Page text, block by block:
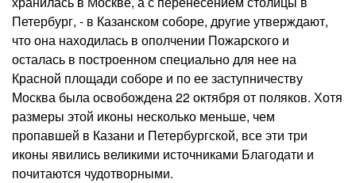
Петербург, - в Казанском соборе, другие утверждают,
что она находилась в ополчении Пожарского и
осталась в построенном специально для нее на
Красной площади соборе и по ее заступничеству
Москва была освобождена 22 октября от поляков. Хотя
размеры этой иконы несколько меньше, чем
пропавшей в Казани и Петербургской, все эти три
иконы явились великими источниками Благодати и
почитаются чудотворными.